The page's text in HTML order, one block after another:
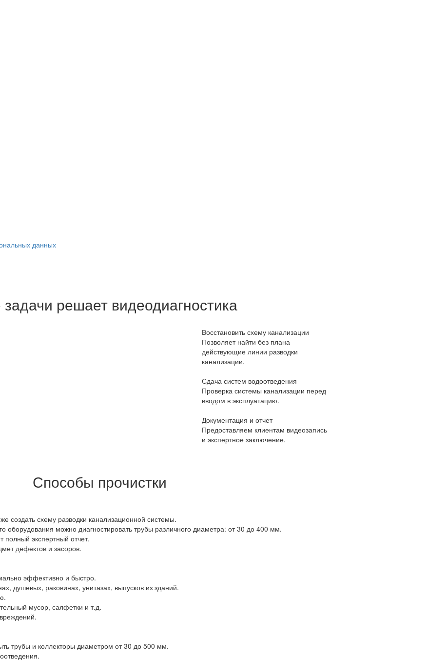
данных
задачи решает видеодиагностика
Восстановить схему канализации
Позволяет найти без плана
действующие линии разводки
канализации.
Сдача систем водоотведения
Проверка системы канализации перед
вводом в эксплуатацию.
Документация и отчет
Предоставляем клиентам видеозапись
и экспертное заключение.
Способы прочистки
создать схему разводки канализационной системы.
оборудования можно диагностировать трубы различного диаметра: от 30 до 400 мм.
полный экспертный отчет.
дефектов и засоров.
эффективно и быстро.
душевых, раковинах, унитазах, выпусков из зданий.
мусор, салфетки и т.д.
трубы и коллекторы диаметром от 30 до 500 мм.